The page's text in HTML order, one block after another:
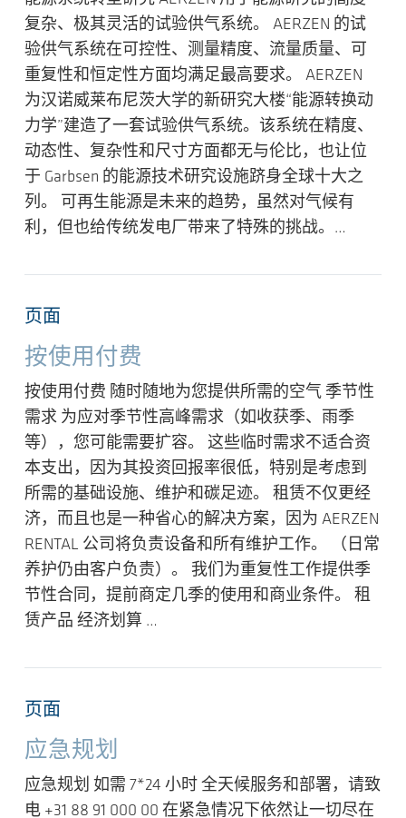
复杂、极其灵活的试验供气系统。 AERZEN 的试
验供气系统在可控性、测量精度、流量质量、可
重复性和恒定性方面均满足最高要求。 AERZEN
为汉诺威莱布尼茨大学的新研究大楼“能源转换动
力学”建造了一套试验供气系统。该系统在精度、
动态性、复杂性和尺寸方面都无与伦比，也让位
于 Garbsen 的能源技术研究设施跻身全球十大之
列。 可再生能源是未来的趋势，虽然对气候有
利，但也给传统发电厂带来了特殊的挑战。…
页面
按使用付费
按使用付费 随时随地为您提供所需的空气 季节性
需求 为应对季节性高峰需求（如收获季、雨季
等），您可能需要扩容。 这些临时需求不适合资
本支出，因为其投资回报率很低，特别是考虑到
所需的基础设施、维护和碳足迹。 租赁不仅更经
济，而且也是一种省心的解决方案，因为 AERZEN
RENTAL 公司将负责设备和所有维护工作。 （日常
养护仍由客户负责）。 我们为重复性工作提供季
节性合同，提前商定几季的使用和商业条件。 租
赁产品 经济划算 …
页面
应急规划
应急规划 如需 7*24 小时 全天候服务和部署，请致
电 +31 88 91 000 00 在紧急情况下依然让一切尽在